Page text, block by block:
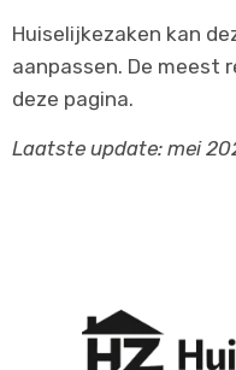
Huiselijkezaken kan
aanpassen. De meest
deze pagina.
Laatste update: mei